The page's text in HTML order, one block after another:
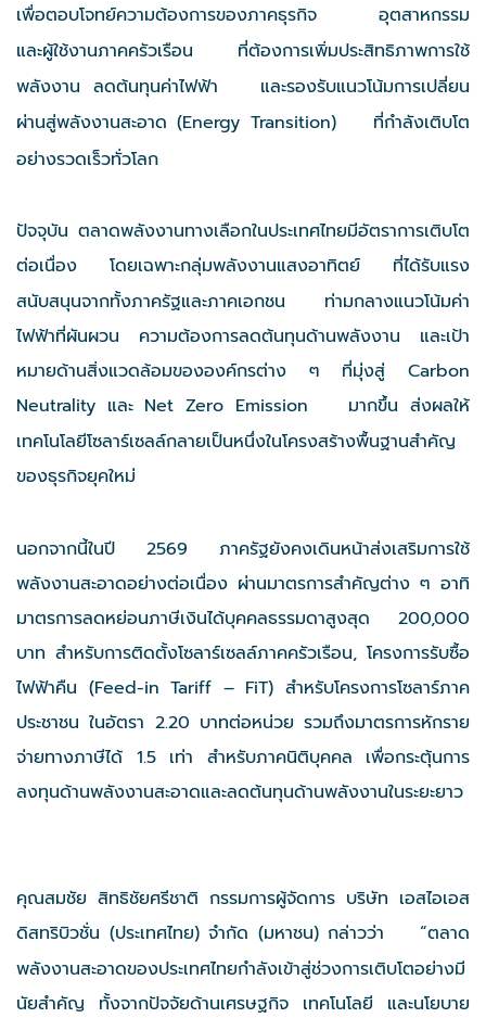
เพื่อตอบโจทย์ความต้องการของภาคธุรกิจ
อุตสาหกรรม
และผู้ใช้งานภาคครัวเรือน
ที่ต้องการเพิ่มประสิทธิภาพการใช้
พลังงาน ลดต้นทุนค่าไฟฟ้า
และรองรับแนวโน้มการเปลี่ยน
ผ่านสู่พลังงานสะอาด (Energy Transition)
ที่กำลังเติบโต
อย่างรวดเร็วทั่วโลก
ปัจจุบัน ตลาดพลังงานทางเลือกในประเทศไทยมีอัตราการเติบโต
ต่อเนื่อง
โดยเฉพาะกลุ่มพลังงานแสงอาทิตย์
ที่ได้รับแรง
สนับสนุนจากทั้งภาครัฐและภาคเอกชน ท่ามกลางแนวโน้มค่า
ไฟฟ้าที่ผันผวน ความต้องการลดต้นทุนด้านพลังงาน และเป้า
หมายด้านสิ่งแวดล้อมขององค์กรต่าง ๆ ที่มุ่งสู่ Carbon
Neutrality และ Net Zero Emission
มากขึ้น ส่งผลให้
เทคโนโลยีโซลาร์เซลล์กลายเป็นหนึ่งในโครงสร้างพื้นฐานสำคัญ
ของธุรกิจยุคใหม่
นอกจากนี้ในปี 2569 ภาครัฐยังคงเดินหน้าส่งเสริมการใช้
พลังงานสะอาดอย่างต่อเนื่อง ผ่านมาตรการสำคัญต่าง ๆ อาทิ
มาตรการลดหย่อนภาษีเงินได้บุคคลธรรมดาสูงสุด 200,000
บาท สำหรับการติดตั้งโซลาร์เซลล์ภาคครัวเรือน, โครงการรับซื้อ
ไฟฟ้าคืน (Feed-in Tariff – FiT) สำหรับโครงการโซลาร์ภาค
ประชาชน ในอัตรา 2.20 บาทต่อหน่วย รวมถึงมาตรการหักราย
จ่ายทางภาษีได้ 1.5 เท่า สำหรับภาคนิติบุคคล เพื่อกระตุ้นการ
ลงทุนด้านพลังงานสะอาดและลดต้นทุนด้านพลังงานในระยะยาว
คุณสมชัย สิทธิชัยศรีชาติ กรรมการผู้จัดการ บริษัท เอสไอเอส
ดิสทริบิวชั่น (ประเทศไทย) จำกัด (มหาชน) กล่าวว่า
“ตลาด
พลังงานสะอาดของประเทศไทยกำลังเข้าสู่ช่วงการเติบโตอย่างมี
นัยสำคัญ ทั้งจากปัจจัยด้านเศรษฐกิจ เทคโนโลยี และนโยบาย